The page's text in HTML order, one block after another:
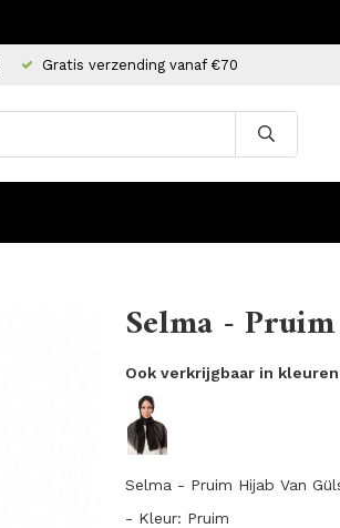
Gratis verzending vanaf €70
Selma -
Ook verkrijgbaar in kleuren
Selma - Pruim Hijab Van
- Kleur: Pruim